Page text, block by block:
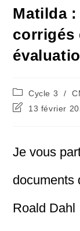
Matilda
corrigés
Post
category:
Cycle 3 /
Dernière
publication :
13 février
Je vous
documents
Roald Dahl